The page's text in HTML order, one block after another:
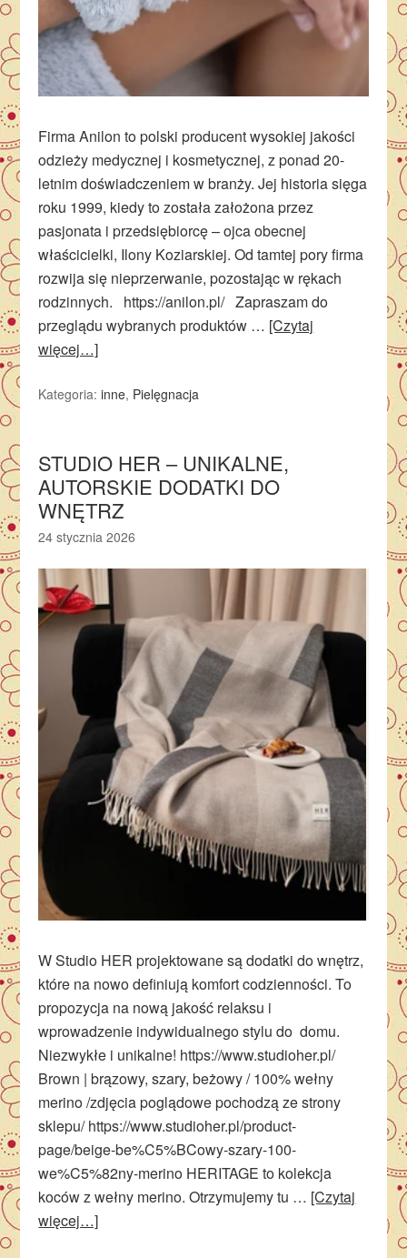
Firma Anilon to polski producent wysokiej jakości
odzieży medycznej i kosmetycznej, z ponad 20-
letnim doświadczeniem w branży. Jej historia sięga
roku 1999, kiedy to została założona przez
pasjonata i przedsiębiorcę – ojca obecnej
właścicielki, Ilony Koziarskiej. Od tamtej pory firma
rozwija się nieprzerwanie, pozostając w rękach
rodzinnych. https://anilon.pl/ Zapraszam do
przeglądu wybranych produktów … [Czytaj
więcej…]
Kategoria:inne, Pielęgnacja
STUDIO HER – UNIKALNE,
AUTORSKIE DODATKI DO
WNĘTRZ
24 stycznia 2026
W Studio HER projektowane są dodatki do wnętrz,
które na nowo definiują komfort codzienności. To
propozycja na nową jakość relaksu i
wprowadzenie indywidualnego stylu do domu.
Niezwykłe i unikalne! https://www.studioher.pl/
Brown | brązowy, szary, beżowy / 100% wełny
merino /zdjęcia poglądowe pochodzą ze strony
sklepu/ https://www.studioher.pl/product-
page/beige-be%C5%BCowy-szary-100-
we%C5%82ny-merino HERITAGE to kolekcja
koców z wełny merino. Otrzymujemy tu … [Czytaj
więcej…]